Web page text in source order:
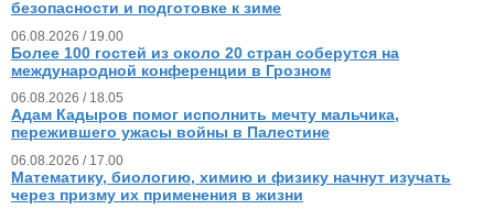
безопасности и подготовке к зиме
06.08.2026 / 19.00
Более 100 гостей из около 20 стран соберутся на
международной конференции в Грозном
06.08.2026 / 18.05
Адам Кадыров помог исполнить мечту мальчика,
пережившего ужасы войны в Палестине
06.08.2026 / 17.00
Математику, биологию, химию и физику начнут изучать
через призму их применения в жизни